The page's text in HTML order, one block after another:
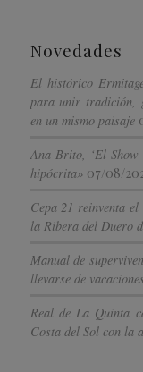
Novedades
El histórico
para unir tradición,
en un mismo paisaje
Ana Brito, ‘El Show
hipócrita» 07/08/
Cepa 21 reinventa
la Ribera del Duero
Manual de
llevarse de vacaciones
Real de La Quinta
Costa del Sol con la